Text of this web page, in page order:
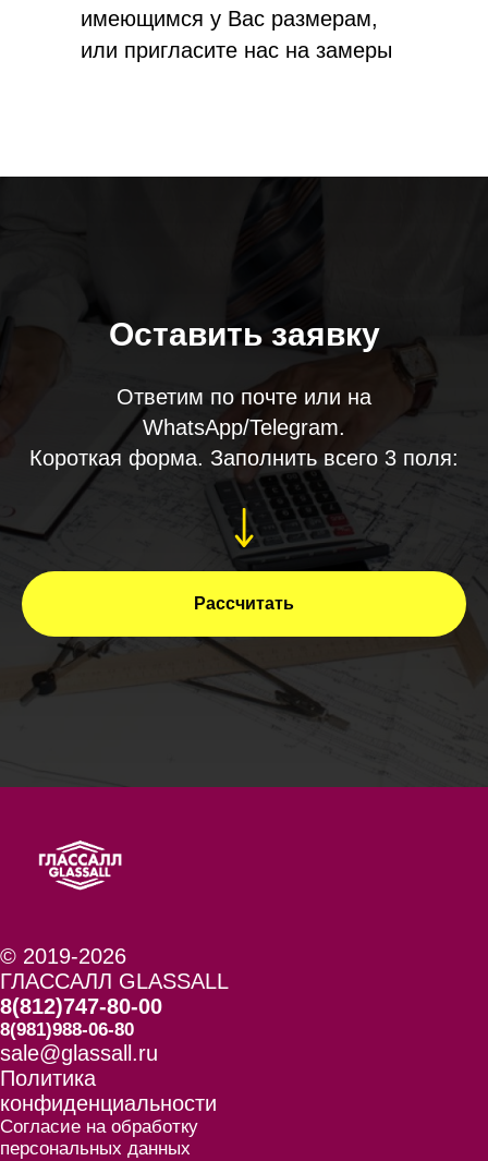
имеющимся у Вас размерам,
или пригласите нас на замеры
Оставить заявку
Ответим по почте или на
WhatsApp/Telegram.
Короткая форма. Заполнить всего 3 поля:
Рассчитать
© 2019-2026
ГЛАССАЛЛ GLASSALL
8(812)747-80-00
8(981)988-06-80
sale@glassall.ru
Политика
конфиденциальности
Согласие на обработку
персональных данных